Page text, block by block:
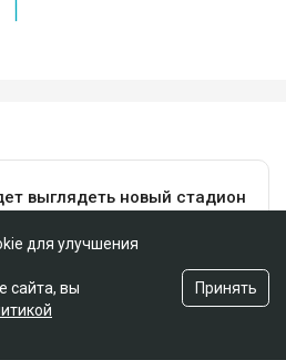
для улучшения
сайта, вы
Принять